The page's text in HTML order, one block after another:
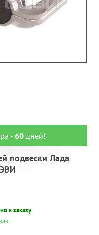
- 60дней!
подвески Лада
к заказу